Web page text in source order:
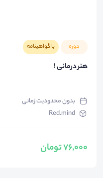
دوره با گواهینامه
هنر درمانی !
بدون محدودیت زمانی
Red.mind
76,000 تومان